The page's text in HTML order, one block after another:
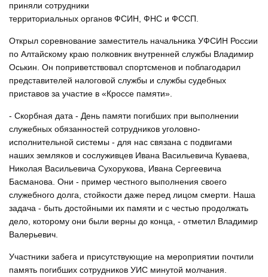
приняли сотрудники
территориальных органов ФСИН, ФНС и ФССП.
Открыл соревнование заместитель начальника УФСИН России
по Алтайскому краю полковник внутренней службы Владимир
Оськин. Он поприветствовал спортсменов и поблагодарил
представителей налоговой службы и службы судебных
приставов за участие в «Кроссе памяти».
- Скорбная дата - День памяти погибших при выполнении
служебных обязанностей сотрудников уголовно-
исполнительной системы - для нас связана с подвигами
наших земляков и сослуживцев Ивана Васильевича Куваева,
Николая Васильевича Сухорукова, Ивана Сергеевича
Басманова. Они - пример честного выполнения своего
служебного долга, стойкости даже перед лицом смерти. Наша
задача - быть достойными их памяти и с честью продолжать
дело, которому они были верны до конца, - отметил Владимир
Валерьевич.
Участники забега и присутствующие на мероприятии почтили
память погибших сотрудников УИС минутой молчания.